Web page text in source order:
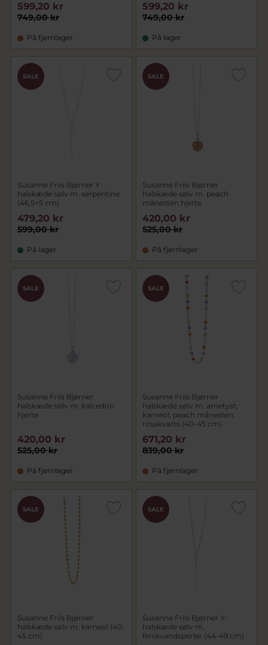
749,00 kr
599,20 kr
På fjernlager
749,00 kr
599,20 kr
På lager
SALE
Susanne Friis Bjørner Y-
halskæde sølv m. serpentine
(46,5+5 cm)
599,00 kr
479,20 kr
På lager
SALE
Susanne Friis Bjørner
halskæde sølv m. peach
månesten hjerte
525,00 kr
420,00 kr
På fjernlager
SALE
Susanne Friis Bjørner
halskæde sølv m. kalcedon
hjerte
525,00 kr
420,00 kr
På fjernlager
SALE
Susanne Friis Bjørner
halskæde sølv m. ametyst,
karneol, peach månesten,
rosakvarts (40-45 cm)
839,00 kr
671,20 kr
På fjernlager
SALE
Susanne Friis Bjørner
halskæde sølv m. karneol (40-
45 cm)
SALE
Susanne Friis Bjørner Y-
halskæde sølv m.
ferskvandsperler (44-49 cm)